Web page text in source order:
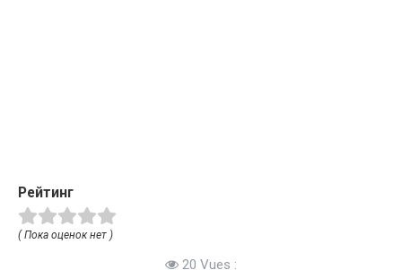
Рейтинг
( Пока оценок нет )
20 Vues :